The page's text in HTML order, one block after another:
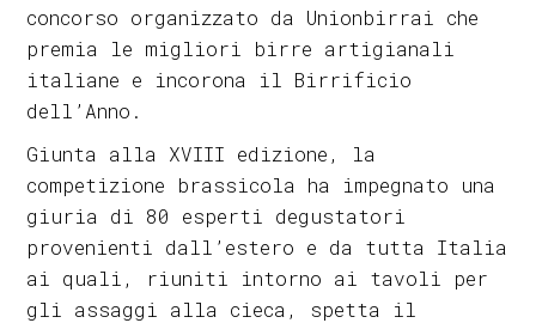
concorso organizzato da Unionbirrai che
premia le migliori birre artigianali
italiane e incorona il Birrificio
dell’Anno.
Giunta alla XVIII edizione, la
competizione brassicola ha impegnato una
giuria di 80 esperti degustatori
provenienti dall’estero e da tutta Italia
ai quali, riuniti intorno ai tavoli per
gli assaggi alla cieca, spetta il